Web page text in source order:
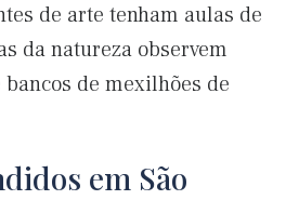
de arte tenham aulas de
da natureza observem
de mexilhões de
em São